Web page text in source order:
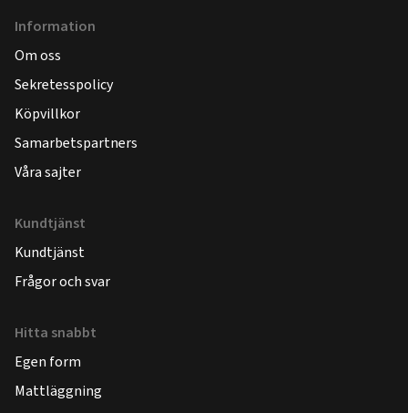
Information
Om oss
Sekretesspolicy
Köpvillkor
Samarbetspartners
Våra sajter
Kundtjänst
Kundtjänst
Frågor och svar
Hitta snabbt
Egen form
Mattläggning